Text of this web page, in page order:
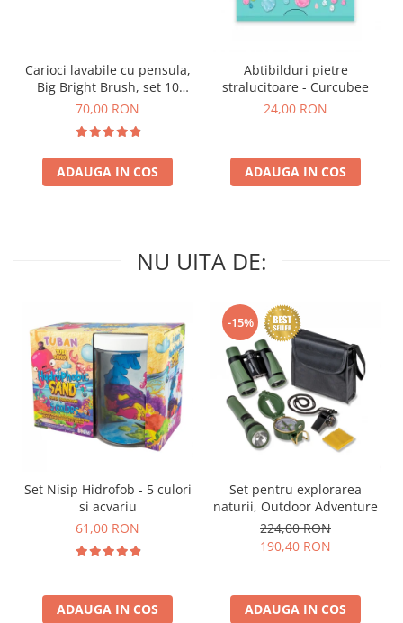
Carioci lavabile cu pensula,
Big Bright Brush, set 10
culori
70,00 RON
ADAUGA IN COS
Abtibilduri pietre
stralucitoare - Curcubee
24,00 RON
ADAUGA IN COS
NU UITA DE:
Set Nisip Hidrofob - 5 culori
si acvariu
61,00 RON
ADAUGA IN COS
-15%
Set pentru explorarea
naturii, Outdoor Adventure
224,00 RON
190,40 RON
ADAUGA IN COS